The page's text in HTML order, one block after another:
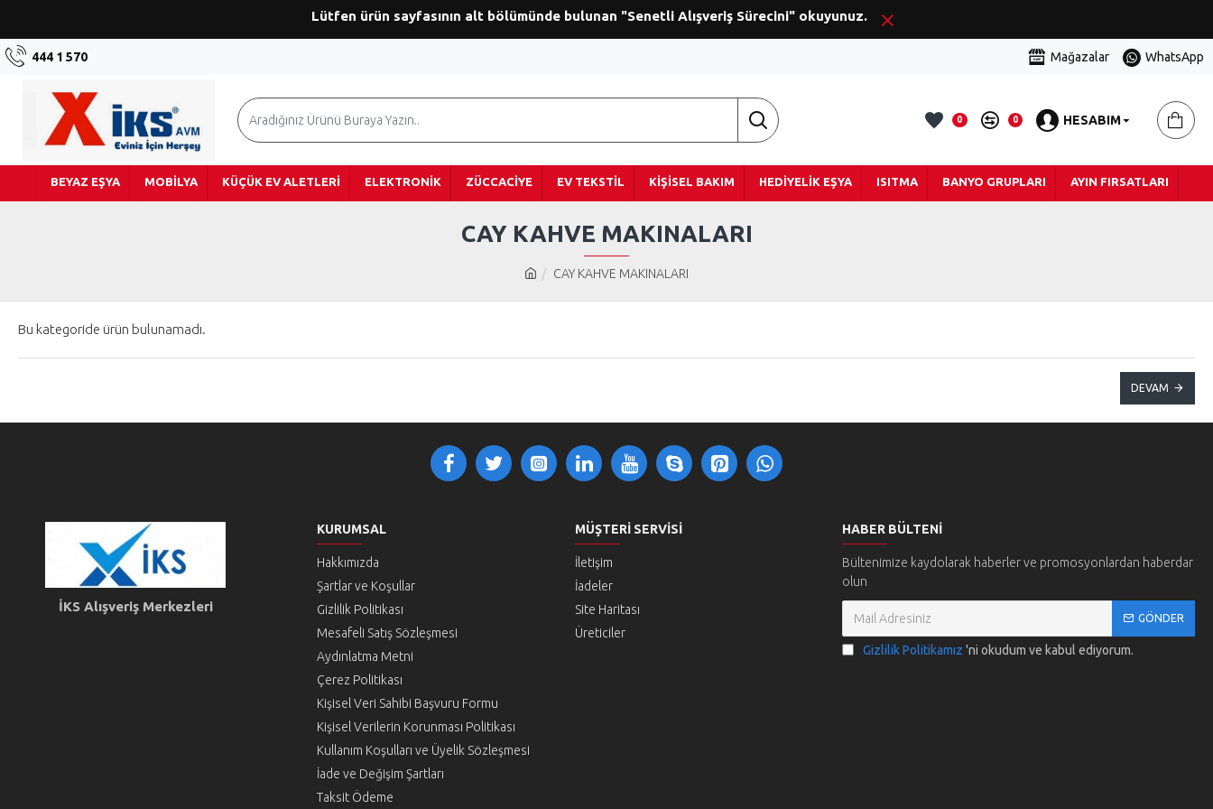
Lütfen ürün sayfasının alt bölümünde bulunan "Senetli Alışveriş Sürecini" okuyunuz.
444 1 570 Mağazalar WhatsApp
0 0 HESABIM
BEYAZ EŞYA MOBILYA KÜÇÜK EV ALETLERI ELEKTRONIK ZÜCCACIYE EV TEKSTIL KIŞISEL BAKIM HEDIYELIK EŞYA ISITMA BANYO GRUPLARI AYIN FIRSATLARI
CAY KAHVE MAKINALARI
CAY KAHVE MAKINALARI
Bu kategoride ürün bulunamadı.
DEVAM
İKS Alışveriş Merkezleri
KURUMSAL
Hakkımızda
Şartlar ve Koşullar
Gizlilik Politikası
Mesafeli Satış Sözleşmesi
Aydınlatma Metni
Çerez Politikası
Kişisel Veri Sahibi Başvuru Formu
Kişisel Verilerin Korunması Politikası
Kullanım Koşulları ve Üyelik Sözleşmesi
İade ve Değişim Şartları
Taksit Ödeme
MÜŞTERI SERVISI
İletişim
İadeler
Site Haritası
Üreticiler
HABER BÜLTENI
Bültenimize kaydolarak haberler ve promosyonlardan haberdar
olun
GÖNDER
Gizlilik Politikamız 'ni okudum ve kabul ediyorum.